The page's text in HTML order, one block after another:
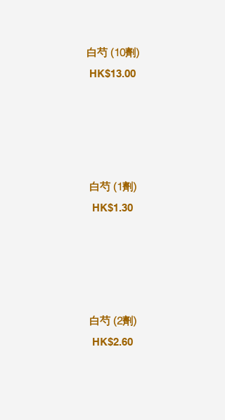
白芍 (10劑)
HK$13.00
白芍 (1劑)
HK$1.30
白芍 (2劑)
HK$2.60